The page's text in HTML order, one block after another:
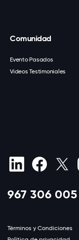
Comunidad
Evento Pasados
Videos Testimoniales
967 306 005
Términos y Condiciones